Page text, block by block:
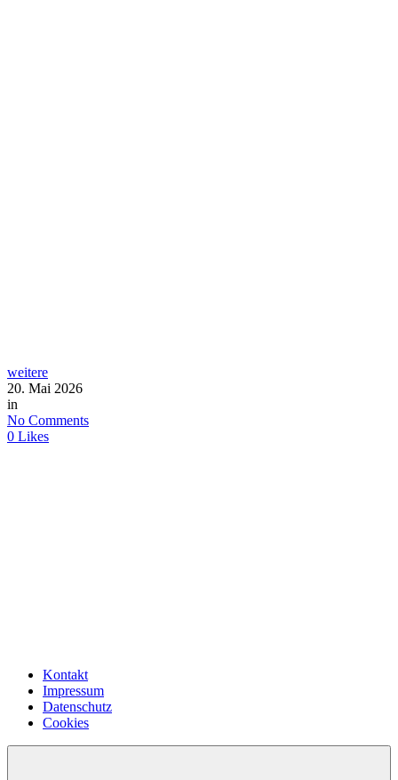
weitere
20. Mai 2026
in
No Comments
0 Likes
Kontakt
Impressum
Datenschutz
Cookies